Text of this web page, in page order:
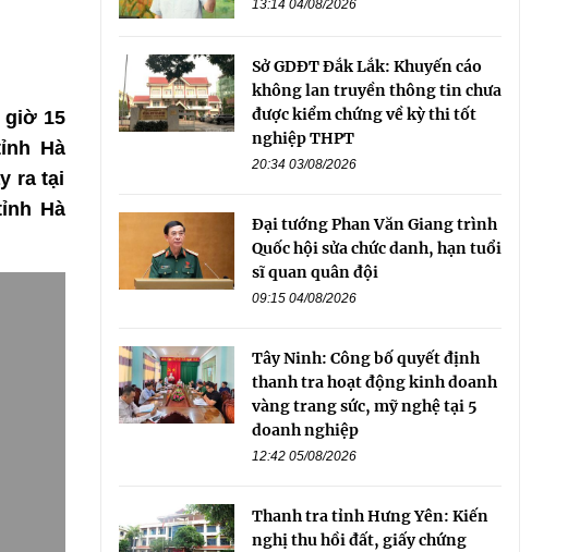
giờ 15
Hà
ra tại
Hà
13:14 04/08/2026
Sở GDĐT Đắk Lắk: Khuyến cáo
không lan truyền thông tin chưa
được kiểm chứng về kỳ thi tốt
nghiệp THPT
20:34 03/08/2026
Đại tướng Phan Văn Giang trình
Quốc hội sửa chức danh, hạn tuổi
sĩ quan quân đội
09:15 04/08/2026
Tây Ninh: Công bố quyết định
thanh tra hoạt động kinh doanh
vàng trang sức, mỹ nghệ tại 5
doanh nghiệp
12:42 05/08/2026
Thanh tra tỉnh Hưng Yên: Kiến
nghị thu hồi đất, giấy chứng